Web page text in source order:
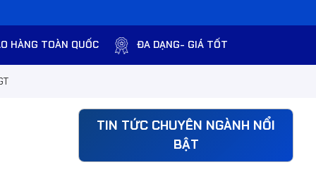
HÀNG TOÀN QUỐC ĐA DẠNG- GIÁ TỐT
TIN TỨC CHUYÊN NGÀNH NỔI
BẬT